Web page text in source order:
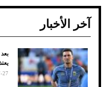
ضعف تبريد مكيف
الأسباب والحلول
آخر الأخبار
27